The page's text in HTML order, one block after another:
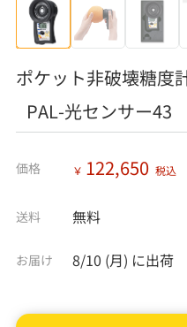
ポケット非破壊糖度
PAL-光センサー43
価格 ￥ 122,650 税込
送料 無料
お届け 8/10 (月) に出荷